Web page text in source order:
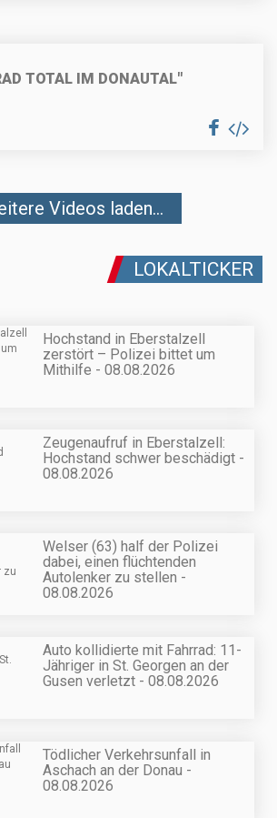
TOTAL IM DONAUTAL"
Videos laden...
LOKALTICKER
Hochstand in Eberstalzell
zerstört – Polizei bittet um
Mithilfe - 08.08.2026
Zeugenaufruf in Eberstalzell:
Hochstand schwer beschädigt -
08.08.2026
Welser (63) half der Polizei
dabei, einen flüchtenden
Autolenker zu stellen -
08.08.2026
Auto kollidierte mit Fahrrad: 11-
Jähriger in St. Georgen an der
Gusen verletzt - 08.08.2026
Tödlicher Verkehrsunfall in
Aschach an der Donau -
08.08.2026